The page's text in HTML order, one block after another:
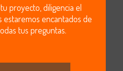
proyecto, diligencia el
encantados de
tus preguntas.